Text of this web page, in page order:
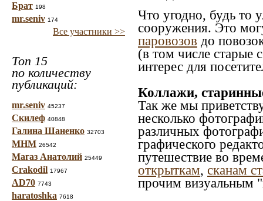
Брат 198
mr.seniv 174
Все участники >>
Топ 15
по количеству
публикаций:
mr.seniv 45237
Скилеф 40848
Галина Шаненко 32703
МНМ 26542
Магаз Анатолий 25449
Crakodil 17967
AD70 7743
haratoshka 7618
Что угодно, будь то
сооружения. Это
паровозов до
(в том числе старые
интерес для
Коллажи,
Так же мы
несколько
различных
графического
путешествие во
открыткам, сканам
прочим визуальным